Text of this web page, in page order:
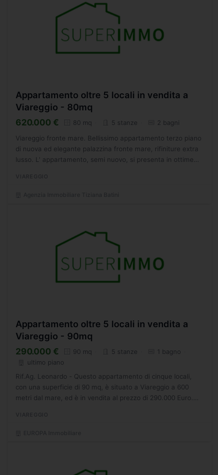
Appartamento oltre 5 locali in vendita a
Viareggio - 80mq
620.000 € 80 mq 5 stanze 2 bagni
Viareggio fronte mare. Bellissimo appartamento terzo piano
di nuova ed elegante palazzina fronte mare, rifiniture extra
lusso. L' appartamento, semi nuovo, si presenta in ottime
Appartamento oltre 5 locali in vendita a
Viareggio - 90mq
290.000 € 90 mq 5 stanze
1 bagno
ultimo piano
Rif.Ag. Leonardo - Questo appartamento di cinque locali,
con una superficie di 90 mq, è situato a Viareggio a 600
metri dal mare, ed è in vendita al prezzo di 290.000 Euro.